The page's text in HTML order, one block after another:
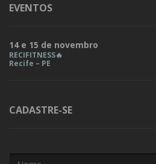
EVENTOS
14 e 15 de novembro
RECIFITNESS🔥
Recife – PE
CADASTRE-SE